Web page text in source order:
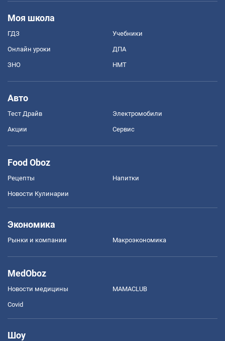
Моя школа
ГДЗ Учебники
Онлайн уроки ДПА
ЗНО НМТ
Авто
Тест Драйв Электромобили
Акции Сервис
Food Oboz
Рецепты Напитки
Новости Кулинарии
Экономика
Рынки и компании Mакроэкономика
MedOboz
Новости медицины MAMACLUB
Covid
Шоу